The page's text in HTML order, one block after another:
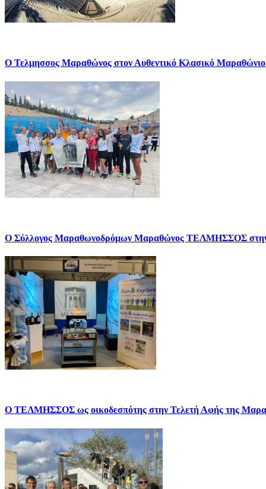
Ο Τελμησσος Μαραθώνος στον Αυθεντικό Κλασικό
Ο Σύλλογος Μαραθωνοδρόμων Μαραθώνος ΤΕΛΜΗΣΣΟΣ
Ο ΤΕΛΜΗΣΣΟΣ ως οικοδεσπότης στην Τελετή Αφής της